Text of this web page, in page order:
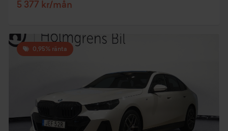
5 377 kr/mån
0,95% ränta